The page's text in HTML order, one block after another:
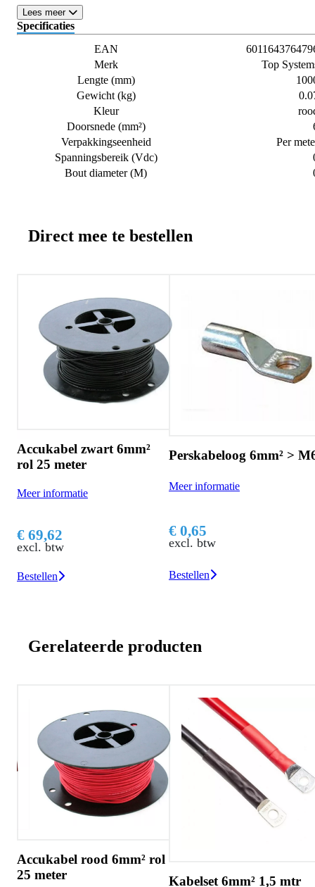
Lees meer
Specificaties
EAN
Merk
Top
Lengte (mm)
Gewicht (kg)
Kleur
Doorsnede (mm²)
Verpakkingseenheid
Per
Spanningsbereik (Vdc)
Bout diameter (M)
Direct mee te bestellen
Perskabeloog 6mm² > M6
€ 0,65
excl. btw
Bestellen
Perskabeloog 6mm²
per 100 stuks
Meer informatie
€ 61,45
excl. btw
Bestellen
Gerelateerde producten
rood 6mm² rol
Kabelset 6mm² 1,5 mtr